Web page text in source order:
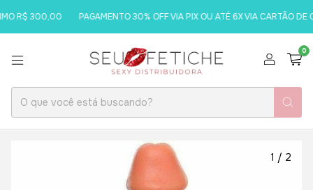
R$ 300,00 PAGAMENTO 30% OFF VIA PIX OU ATÉ 6X VIA CARTÃO DE
0
1 / 2